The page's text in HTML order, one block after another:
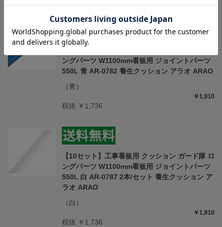
ングパーツ W1100mm看板用 ジョイントパーツ
550L 青 AR-0782 養生クッション アラオ ARAO
（青）
￥1,910
税抜 ￥1,736
【10セット】工事看板用 クッション ガード隊 ロ
ングパーツ W1100mm看板用 ジョイントパーツ
550L 白 AR-0787 2本/セット 養生クッション ア
ラオ ARAO
（白）
￥1,910
税抜 ￥1,736